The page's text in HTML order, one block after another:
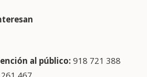
al público:918 721 388